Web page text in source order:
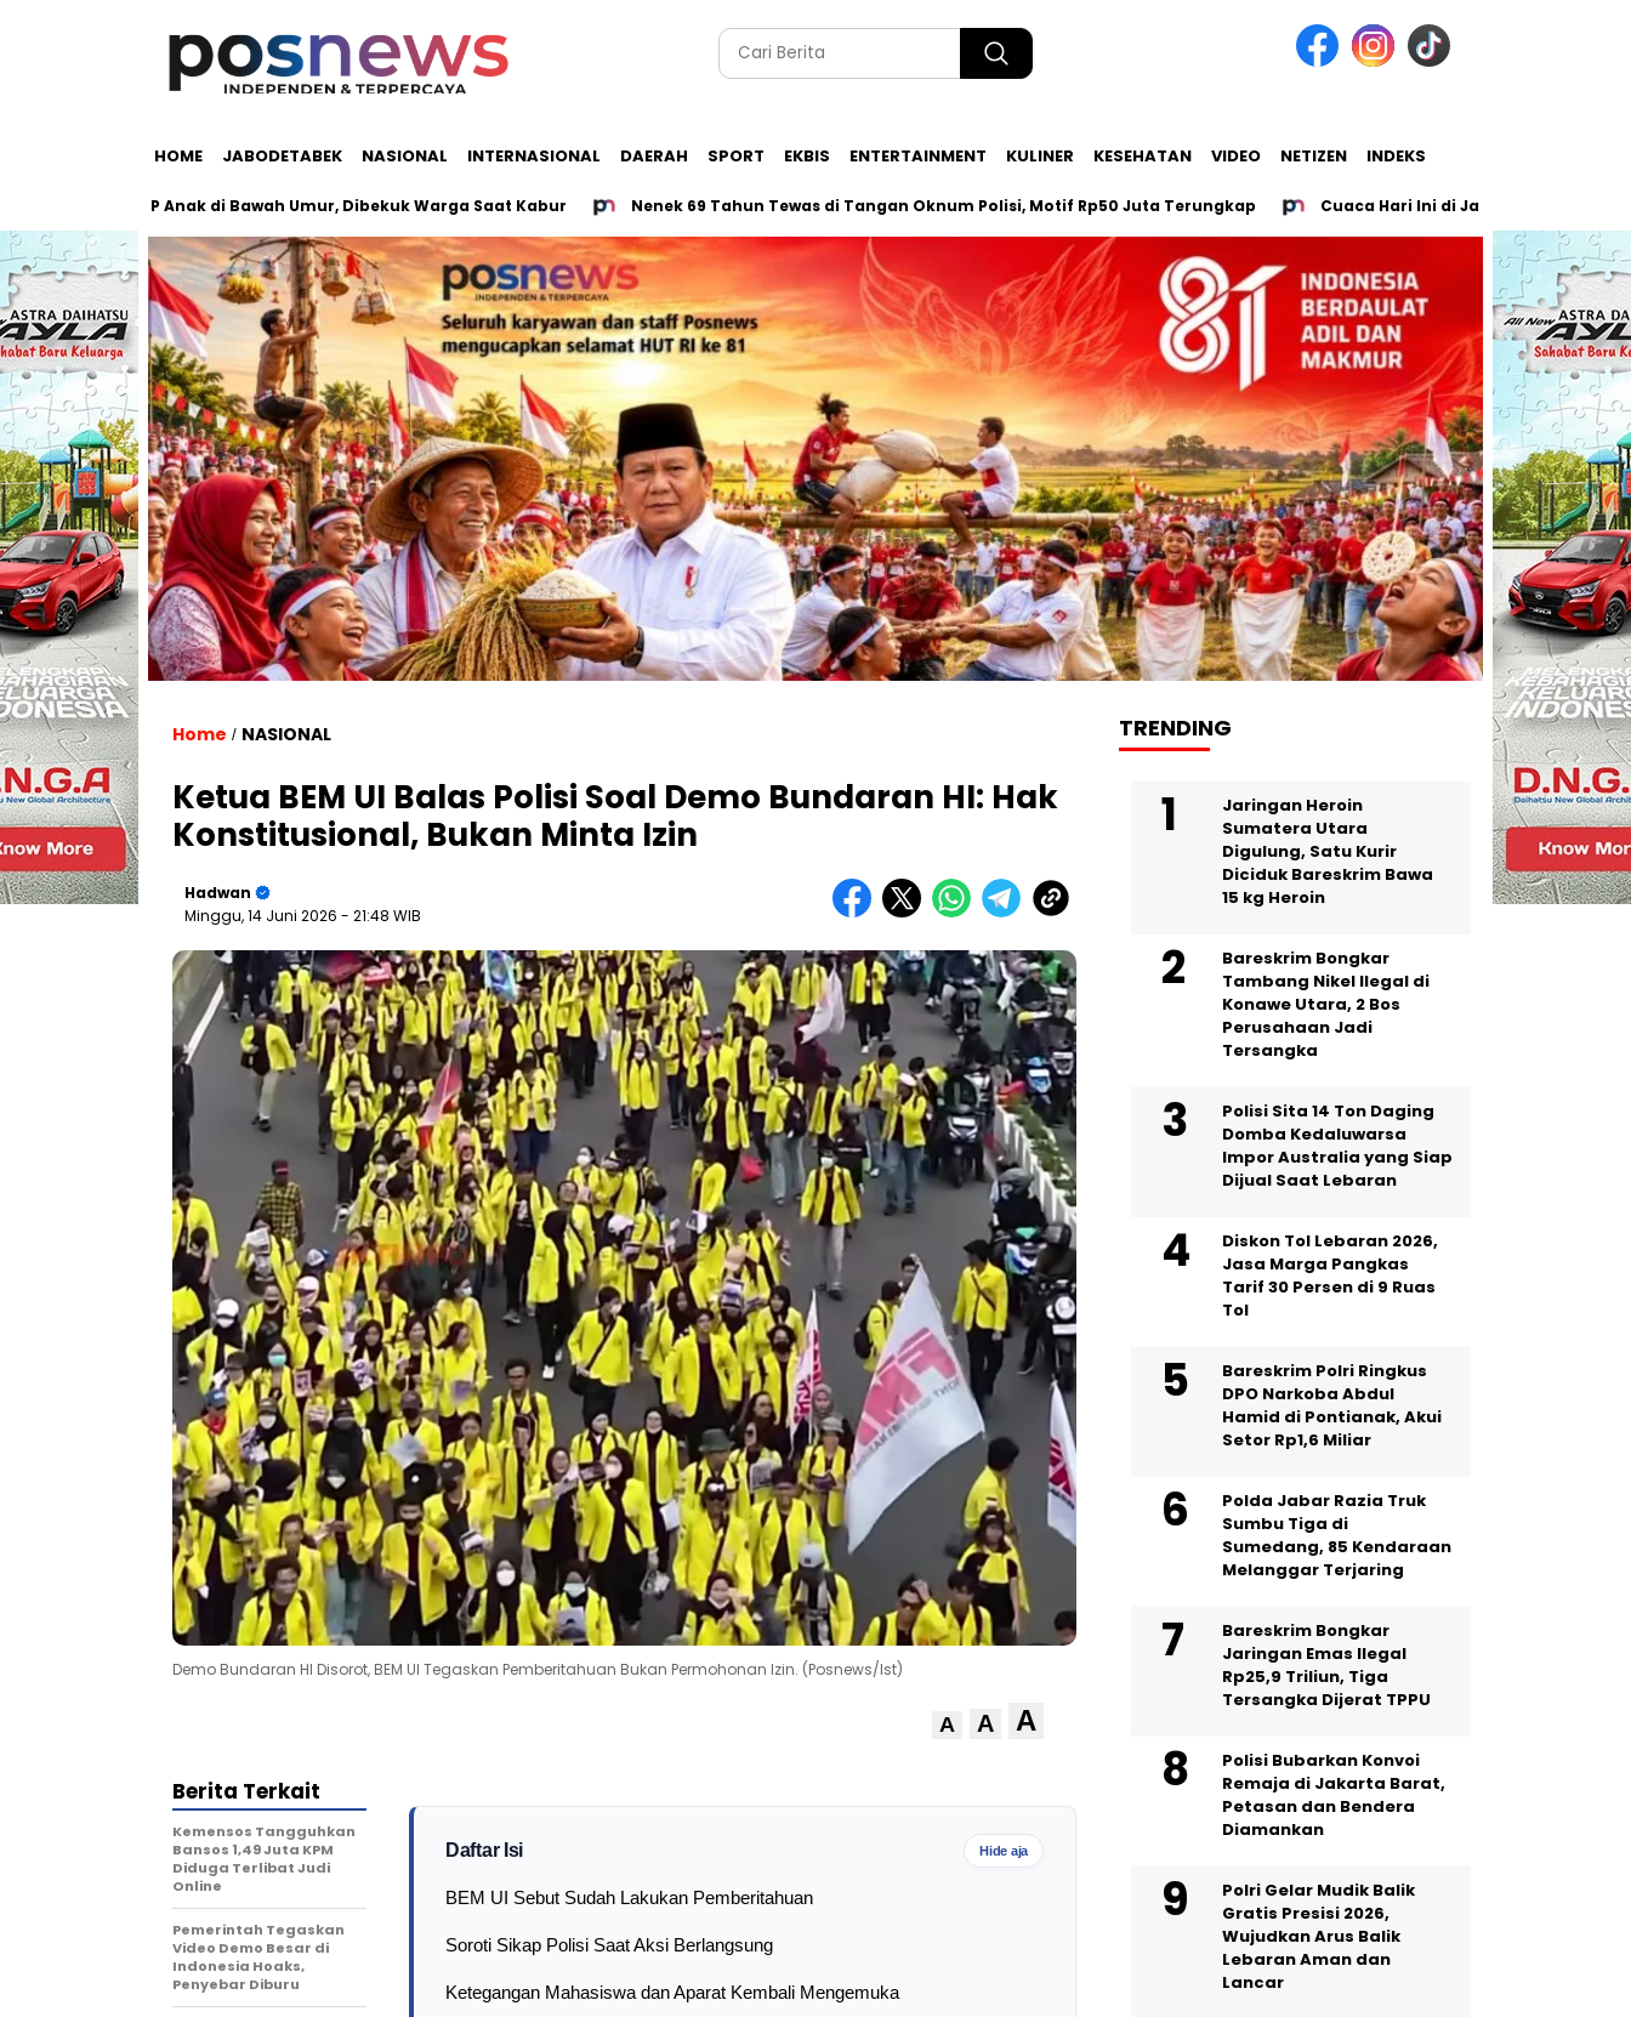
HOME JABODETABEK NASIONAL INTERNASIONAL DAERAH SPORT EKBIS ENTERTAINMENT KULINER KESEHATAN VIDEO NETIZEN INDEKS
HP Anak di Bawah Umur, Dibekuk Warga Saat Kabur Nenek 69 Tahun Tewas di Tangan Oknum Polisi, Motif Rp50 Juta Terungkap Cuaca Hari Ini di Jabodetabek Mayoritas
Home / NASIONAL
Ketua BEM UI Balas Polisi Soal Demo Bundaran HI: Hak
Konstitusional, Bukan Minta Izin
Hadwan
Minggu, 14 Juni 2026 - 21:48 WIB
Demo Bundaran HI Disorot, BEM UI Tegaskan Pemberitahuan Bukan Permohonan Izin. (Posnews/Ist)
A A A
Daftar Isi Hide aja
BEM UI Sebut Sudah Lakukan Pemberitahuan
Soroti Sikap Polisi Saat Aksi Berlangsung
Ketegangan Mahasiswa dan Aparat Kembali Mengemuka
Berita Terkait
Kemensos Tangguhkan
Bansos 1,49 Juta KPM
Diduga Terlibat Judi
Online
Pemerintah Tegaskan
Video Demo Besar di
Indonesia Hoaks,
Penyebar Diburu
TRENDING
Jaringan Heroin
Sumatera Utara
Digulung, Satu Kurir
Diciduk Bareskrim Bawa
15 kg Heroin
Bareskrim Bongkar
Tambang Nikel Ilegal di
Konawe Utara, 2 Bos
Perusahaan Jadi
Tersangka
Polisi Sita 14 Ton Daging
Domba Kedaluwarsa
Impor Australia yang Siap
Dijual Saat Lebaran
Diskon Tol Lebaran 2026,
Jasa Marga Pangkas
Tarif 30 Persen di 9 Ruas
Tol
Bareskrim Polri Ringkus
DPO Narkoba Abdul
Hamid di Pontianak, Akui
Setor Rp1,6 Miliar
Polda Jabar Razia Truk
Sumbu Tiga di
Sumedang, 85 Kendaraan
Melanggar Terjaring
Bareskrim Bongkar
Jaringan Emas Ilegal
Rp25,9 Triliun, Tiga
Tersangka Dijerat TPPU
Polisi Bubarkan Konvoi
Remaja di Jakarta Barat,
Petasan dan Bendera
Diamankan
Polri Gelar Mudik Balik
Gratis Presisi 2026,
Wujudkan Arus Balik
Lebaran Aman dan
Lancar